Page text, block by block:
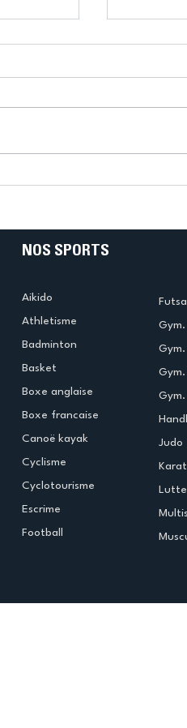
de
termine
NOS SPORTS
Aikido
Athletisme
Badminton
Basket
Boxe anglaise
Boxe francaise
Canoë kayak
Cyclisme
Cyclotourisme
Escrime
Football
Judo
Lutte